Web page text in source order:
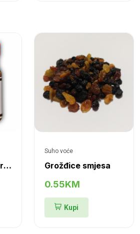
Ljuta crvena paprika, drobljena
Suho voće
Grožđice smjesa
0.55KM
Kupi